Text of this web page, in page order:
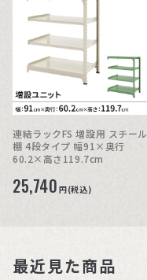
連結ラックFS 増設用 スチール
棚 4段タイプ 幅91×奥行
60.2×高さ119.7cm
25,740 円(税込)
最近見た商品